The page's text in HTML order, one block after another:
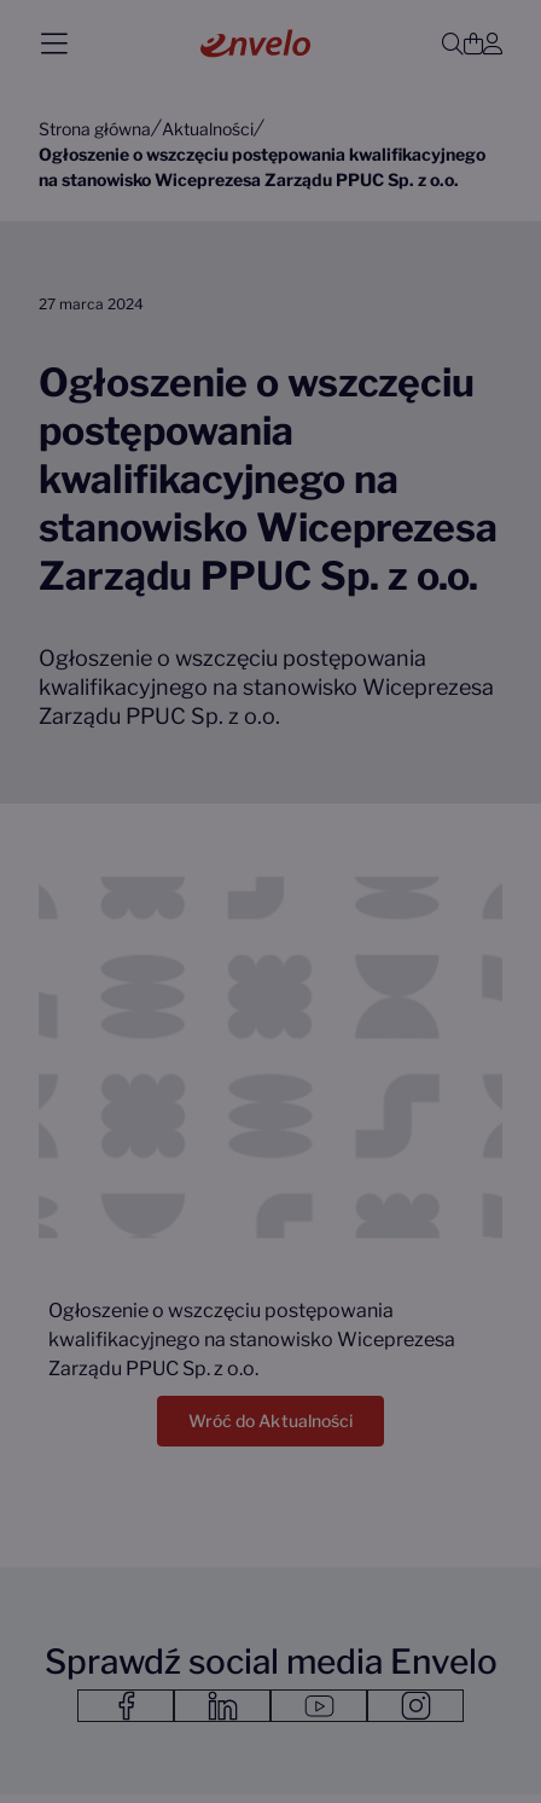
Strona główna
Aktualności
Ogłoszenie o wszczęciu postępowania kwalifikacyjnego
na stanowisko Wiceprezesa Zarządu PPUC Sp. z o.o.
27 marca 2024
Ogłoszenie o wszczęciu
postępowania
kwalifikacyjnego na
stanowisko Wiceprezesa
Zarządu PPUC Sp. z o.o.
Ogłoszenie o wszczęciu postępowania
kwalifikacyjnego na stanowisko Wiceprezesa
Zarządu PPUC Sp. z o.o.
Ogłoszenie o wszczęciu postępowania
kwalifikacyjnego na stanowisko Wiceprezesa
Zarządu PPUC Sp. z o.o.
Wróć do Aktualności
Sprawdź social media Envelo
Link do facebook Link otwiera się w nowym oknie przeglądarki
Link do linkedin Link otwiera się w nowym oknie
Link do youtube1Link do instagram1